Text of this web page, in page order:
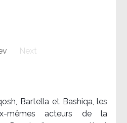
Next
Bartella et Bashiqa, les
mêmes acteurs de la